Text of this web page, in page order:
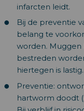
infarcten leidt.
Bij de preventie
belang te
worden.
bestreden
hiertegen is lastig.
Preventie:
hartworm doodt